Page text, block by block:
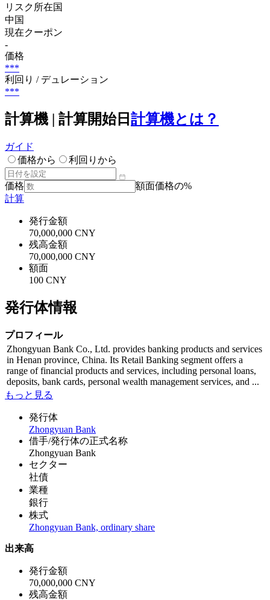
リスク所在国
中国
現在クーポン
-
価格
***
利回り / デュレーション
***
計算機 | 計算開始日 計算機とは？
ガイド
価格から
利回りから
価格
額面価格の%
計算
発行金額
70,000,000 CNY
残高金額
70,000,000 CNY
額面
100 CNY
発行体情報
プロフィール
Zhongyuan Bank Co., Ltd. provides banking products and services
in Henan province, China. Its Retail Banking segment offers a
range of financial products and services, including personal loans,
deposits, bank cards, personal wealth management services, and ...
もっと見る
発行体
Zhongyuan Bank
借手/発行体の正式名称
Zhongyuan Bank
セクター
社債
業種
銀行
株式
Zhongyuan Bank, ordinary share
出来高
発行金額
70,000,000 CNY
残高金額